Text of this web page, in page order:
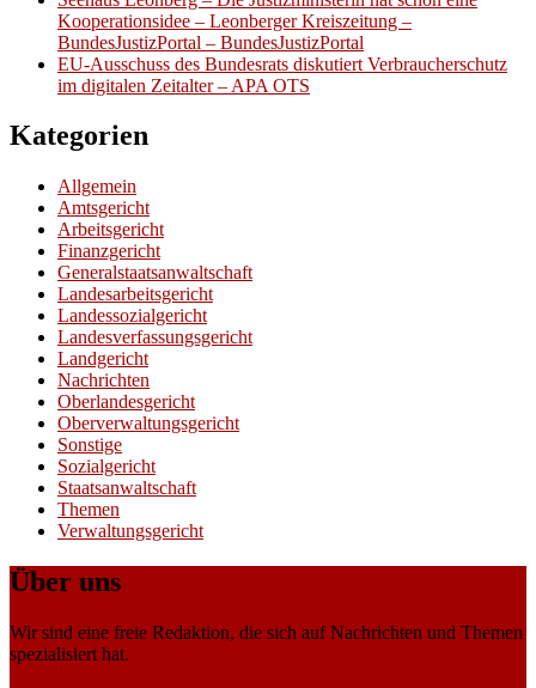
Kooperationsidee – Leonberger Kreiszeitung –
BundesJustizPortal – BundesJustizPortal
EU-Ausschuss des Bundesrats diskutiert Verbraucherschutz
im digitalen Zeitalter – APA OTS
Kategorien
Allgemein
Amtsgericht
Arbeitsgericht
Finanzgericht
Generalstaatsanwaltschaft
Landesarbeitsgericht
Landessozialgericht
Landesverfassungsgericht
Landgericht
Nachrichten
Oberlandesgericht
Oberverwaltungsgericht
Sonstige
Sozialgericht
Staatsanwaltschaft
Themen
Verwaltungsgericht
Über uns
Wir sind eine freie Redaktion, die sich auf Nachrichten und Themen
spezialisiert hat.